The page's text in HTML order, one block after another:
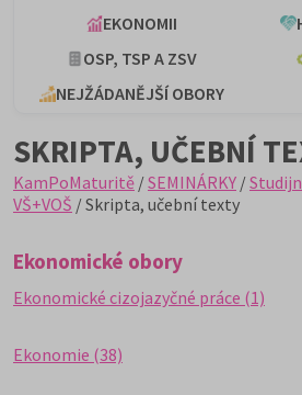
EKONOMII
OSP, TSP A ZSV
NEJŽÁDANĚJŠÍ OBORY
SKRIPTA, UČEBNÍ
KamPoMaturitě /SEMINÁRKY /
VŠ+VOŠ / Skripta, učební texty
Ekonomické obory
Ekonomické cizojazyčné práce (1)
Ekonomie (38)